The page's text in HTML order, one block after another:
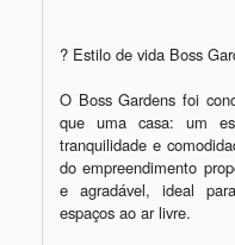
? Estilo de vida Boss
O Boss Gardens foi
que uma casa: um
tranquilidade e
do empreendimento
e agradável, ideal
espaços ao ar livre.